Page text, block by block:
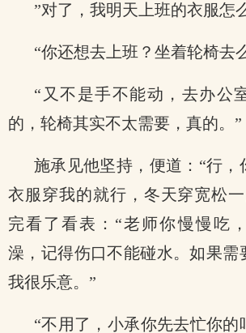
”对了，我明天上班的衣服怎
“你还想去上班？坐着轮椅去
“又不是手不能动，去办公
的，轮椅其实不太需要，真的。”
施承见他坚持，便道：“行，
衣服穿我的就行，冬天穿宽松
完看了看表：“老师你慢慢吃
澡，记得伤口不能碰水。如果需
我很乐意。”
“不用了，小承你先去忙你的